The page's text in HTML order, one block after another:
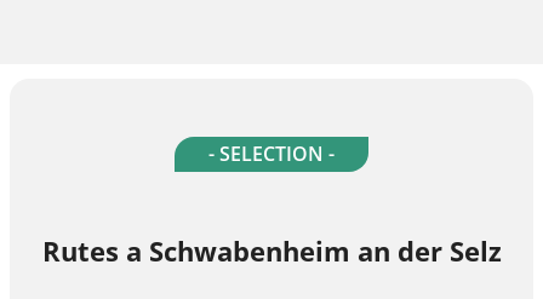
- SELECTION -
Rutes a Schwabenheim an der Selz